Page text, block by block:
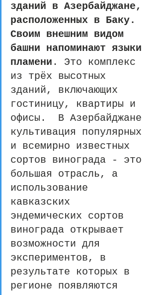
зданий в Азербайджане,
расположенных в Баку.
Своим внешним видом
башни напоминают языки
пламени . Это комплекс
из трёх высотных
зданий, включающих
гостиницу, квартиры и
офисы.  В Азербайджане
культивация популярных
и всемирно известных
сортов винограда - это
большая отрасль, а
использование
кавказских
эндемических сортов
винограда открывает
возможности для
экспериментов, в
результате которых в
регионе появляются